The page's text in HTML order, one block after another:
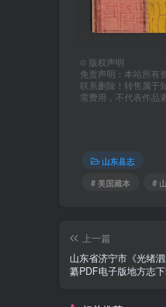
© 版权声明
免责声明：本站所有
联系删除！转售属于
需费用，不代表作品
山东县志
# 美国藏本
#
上一篇
山东省济宁市《光绪
纂PDF电子版地方志